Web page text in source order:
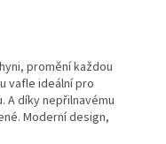
promění každou
vafle ideální pro
A díky nepřilnavému
Moderní design,